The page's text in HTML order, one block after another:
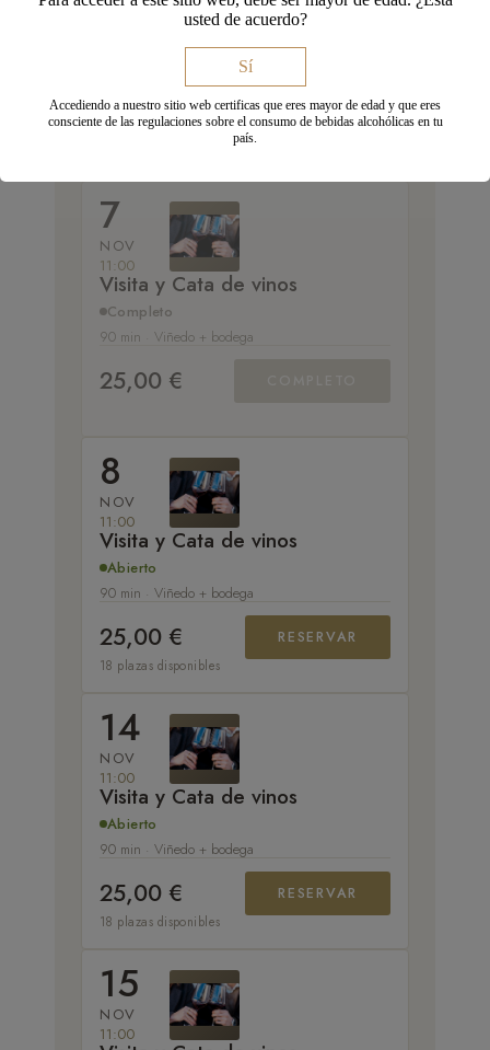
11:00
Visita y Cata de vinos
25,00 € RESERVAR
7
NOV
11:00
Visita y Cata de vinos
Completo
90 min · Viñedo + bodega
25,00 €
8
NOV
11:00
Visita y Cata de vinos
Abierto
90 min · Viñedo + bodega
25,00 € RESERVAR
18 plazas disponibles
14
NOV
11:00
Visita y Cata de vinos
Abierto
90 min · Viñedo + bodega
25,00 € RESERVAR
18 plazas disponibles
15
NOV
11:00
usted de acuerdo?
Sí
Accediendo a nuestro sitio web certificas que eres mayor de edad y que eres
consciente de las regulaciones sobre el consumo de bebidas alcohólicas en tu
país.